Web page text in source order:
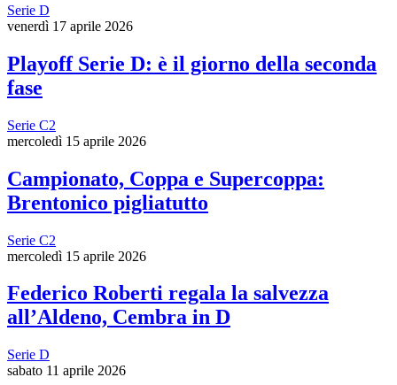
Serie D
venerdì 17 aprile 2026
Playoff Serie D: è il giorno della seconda
fase
Serie C2
mercoledì 15 aprile 2026
Campionato, Coppa e Supercoppa:
Brentonico pigliatutto
Serie C2
mercoledì 15 aprile 2026
Federico Roberti regala la salvezza
all’Aldeno, Cembra in D
Serie D
sabato 11 aprile 2026